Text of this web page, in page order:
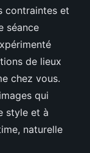
contraintes et
séance
de lieux
chez vous.
qui
style et à
naturelle